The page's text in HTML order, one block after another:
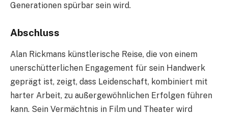
Generationen spürbar sein wird.
Abschluss
Alan Rickmans künstlerische Reise, die von einem
unerschütterlichen Engagement für sein Handwerk
geprägt ist, zeigt, dass Leidenschaft, kombiniert mit
harter Arbeit, zu außergewöhnlichen Erfolgen führen
kann. Sein Vermächtnis in Film und Theater wird